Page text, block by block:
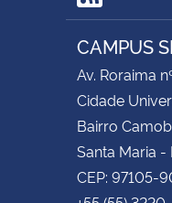
RSS
CAMPUS
Av. Roraima
Cidade
Bairro
Santa Maria -
CEP: 97105-